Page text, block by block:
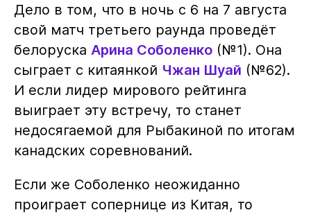
Дело в том, что в ночь с 6 на 7 августа
свой матч третьего раунда проведёт
белоруска Арина Соболенко(№1). Она
сыграет с китаянкой Чжан Шуай (№62).
И если лидер мирового рейтинга
выиграет эту встречу, то станет
недосягаемой для Рыбакиной по итогам
канадских соревнований.
Если же Соболенко неожиданно
проиграет сопернице из Китая, то